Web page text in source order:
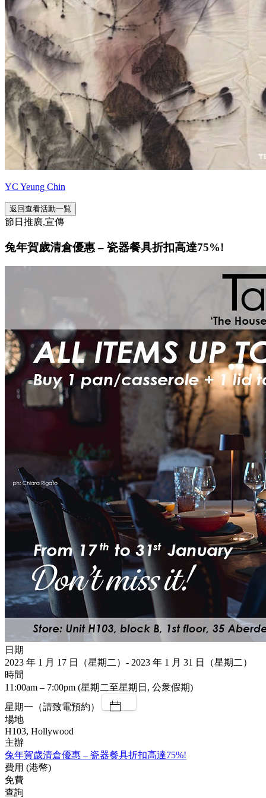
YC Yeung Chin
返回查看活動一覧
節日推廣,宣傳
兔年賀歲清倉優惠 – 瓷器餐具折扣高達75%!
日期
2023 年 1 月 17 日（星期二）- 2023 年 1 月 31 日（星期二）
時間
11:00am – 7:00pm (星期二至星期日, 公衆假期)
星期一（請致電預約）
場地
H103, Hollywood
主辦
兔年賀歲清倉優惠 – 瓷器餐具折扣高達75%!
費用 (港幣)
免費
查詢